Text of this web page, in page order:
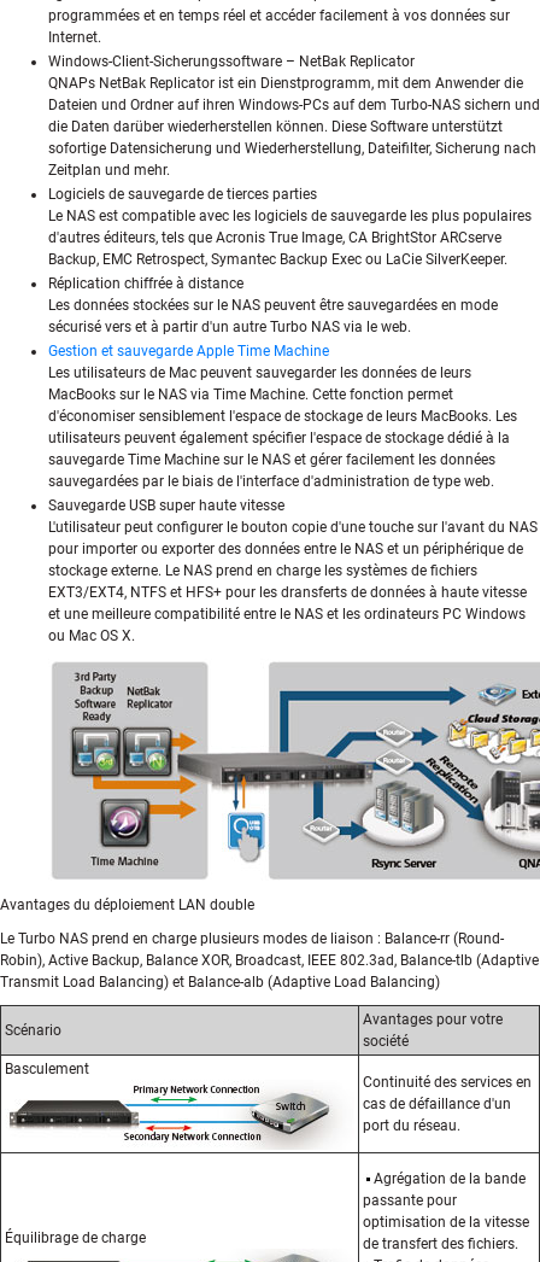
programmées et en temps réel et accéder facilement à vos données sur
Internet.
Windows-Client-Sicherungssoftware – NetBak Replicator
QNAPs NetBak Replicator ist ein Dienstprogramm, mit dem Anwender die
Dateien und Ordner auf ihren Windows-PCs auf dem Turbo-NAS sichern und
die Daten darüber wiederherstellen können. Diese Software unterstützt
sofortige Datensicherung und Wiederherstellung, Dateifilter, Sicherung nach
Zeitplan und mehr.
Logiciels de sauvegarde de tierces parties
Le NAS est compatible avec les logiciels de sauvegarde les plus populaires
d'autres éditeurs, tels que Acronis True Image, CA BrightStor ARCserve
Backup, EMC Retrospect, Symantec Backup Exec ou LaCie SilverKeeper.
Réplication chiffrée à distance
Les données stockées sur le NAS peuvent être sauvegardées en mode
sécurisé vers et à partir d'un autre Turbo NAS via le web.
Gestion et sauvegarde Apple Time Machine
Les utilisateurs de Mac peuvent sauvegarder les données de leurs
MacBooks sur le NAS via Time Machine. Cette fonction permet
d'économiser sensiblement l'espace de stockage de leurs MacBooks. Les
utilisateurs peuvent également spécifier l'espace de stockage dédié à la
sauvegarde Time Machine sur le NAS et gérer facilement les données
sauvegardées par le biais de l'interface d'administration de type web.
Sauvegarde USB super haute vitesse
L'utilisateur peut configurer le bouton copie d'une touche sur l'avant du NAS
pour importer ou exporter des données entre le NAS et un périphérique de
stockage externe. Le NAS prend en charge les systèmes de fichiers
EXT3/EXT4, NTFS et HFS+ pour les dransferts de données à haute vitesse
et une meilleure compatibilité entre le NAS et les ordinateurs PC Windows
ou Mac OS X.
Avantages du déploiement LAN double
Le Turbo NAS prend en charge plusieurs modes de liaison : Balance-rr (Round-
Robin), Active Backup, Balance XOR, Broadcast, IEEE 802.3ad, Balance-tlb (Adaptive
Transmit Load Balancing) et Balance-alb (Adaptive Load Balancing)
Scénario
Avantages pour votre
société
Basculement
Continuité des services en
cas de défaillance d'un
port du réseau.
Équilibrage de charge
Agrégation de la bande
passante pour
optimisation de la vitesse
de transfert des fichiers.